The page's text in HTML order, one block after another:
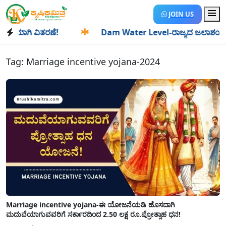
JOIN US
ವಿತರಣೆ! Dam Water Level-ರಾಜ್ಯದ ಜಲಾಶಯಗಳಿಗೆ
Tag: Marriage incentive yojana-2024
Marriage incentive yojana-ಈ ಯೋಜನೆಯಡಿ ಹೊಸದಾಗಿ
ಮದುವೆಯಾಗುವವರಿಗೆ ಸರ್ಕಾರದಿಂದ 2.50 ಲಕ್ಷ ರೂ.ಪ್ರೋತ್ಸಾಹ ಧನ!